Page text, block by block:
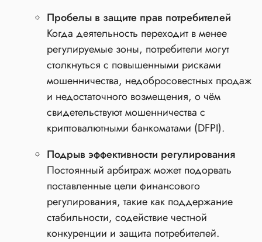
Пробелы в защите прав потребителей
Когда деятельность переходит в менее
регулируемые зоны, потребители могут
столкнуться с повышенными рисками
мошенничества, недобросовестных продаж
и недостаточного возмещения, о чём
свидетельствуют мошенничества с
криптовалютными банкоматами (DFPI).
Подрыв эффективности регулирования
Постоянный арбитраж может подорвать
поставленные цели финансового
регулирования, такие как поддержание
стабильности, содействие честной
конкуренции и защита потребителей.